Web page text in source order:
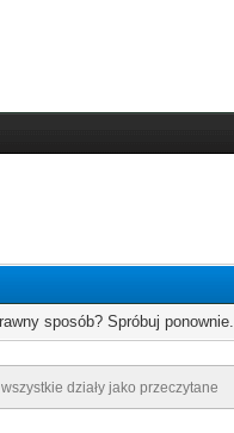
sposób? Spróbuj ponownie.
działy jako przeczytane